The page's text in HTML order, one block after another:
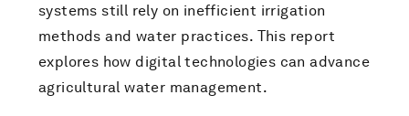
systems still rely on inefficient irrigation
methods and water practices. This report
explores how digital technologies can advance
agricultural water management.